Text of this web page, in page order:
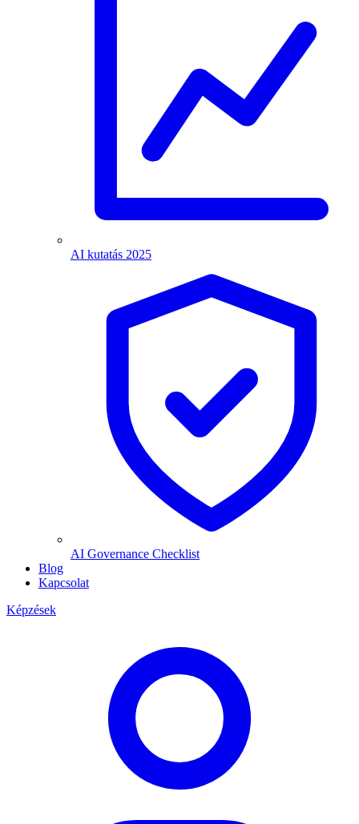
AI kutatás 2025
AI Governance Checklist
Blog
Kapcsolat
Képzések